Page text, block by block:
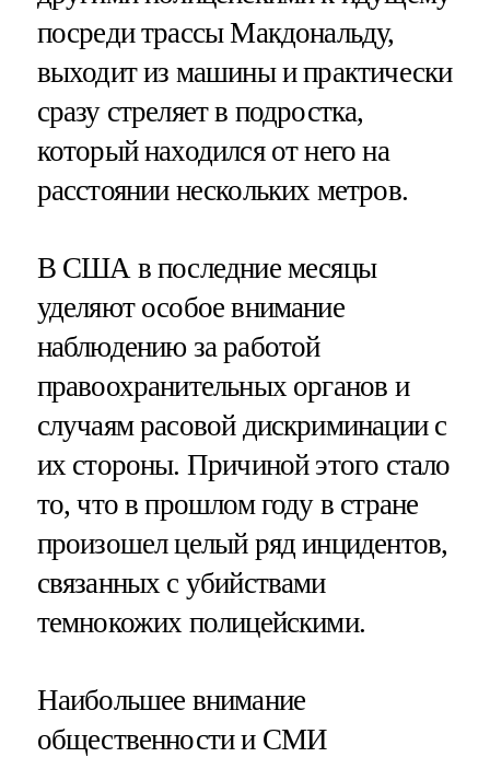
посреди трассы Макдональду,
выходит из машины и практически
сразу стреляет в подростка,
который находился от него на
расстоянии нескольких метров.
В США в последние месяцы
уделяют особое внимание
наблюдению за работой
правоохранительных органов и
случаям расовой дискриминации с
их стороны. Причиной этого стало
то, что в прошлом году в стране
произошел целый ряд инцидентов,
связанных с убийствами
темнокожих полицейскими.
Наибольшее внимание
общественности и СМИ